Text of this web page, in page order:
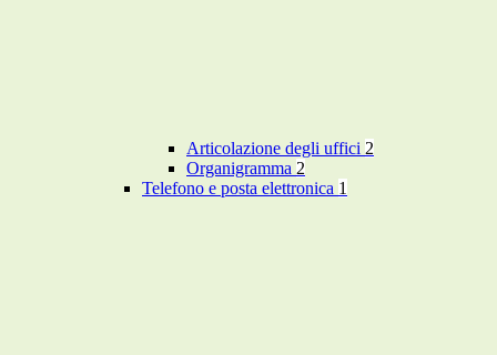
Articolazione degli uffici 2
Organigramma 2
Telefono e posta elettronica 1